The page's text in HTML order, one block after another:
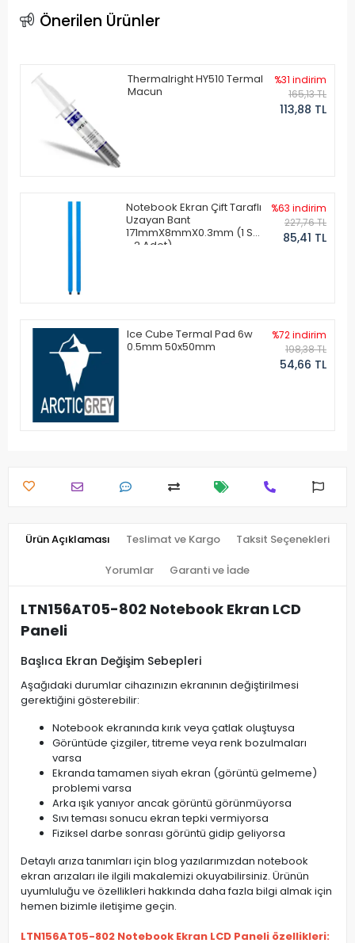
Önerilen Ürünler
Thermalright HY510 Termal
Macun
%31 indirim
165,13 TL
113,88 TL
Notebook Ekran Çift Taraflı
Uzayan Bant
171mmX8mmX0.3mm (1 Set
- 2 Adet)
%63 indirim
227,76 TL
85,41 TL
Ice Cube Termal Pad 6w
0.5mm 50x50mm
%72 indirim
198,38 TL
54,66 TL
Ürün Açıklaması Teslimat ve Kargo Taksit Seçenekleri
Yorumlar Garanti ve İade
LTN156AT05-802 Notebook Ekran LCD
Paneli
Başlıca Ekran Değişim Sebepleri
Aşağıdaki durumlar cihazınızın ekranının değiştirilmesi
gerektiğini gösterebilir:
Notebook ekranında kırık veya çatlak oluştuysa
Görüntüde çizgiler, titreme veya renk bozulmaları
varsa
Ekranda tamamen siyah ekran (görüntü gelmeme)
problemi varsa
Arka ışık yanıyor ancak görüntü görünmüyorsa
Sıvı teması sonucu ekran tepki vermiyorsa
Fiziksel darbe sonrası görüntü gidip geliyorsa
Detaylı arıza tanımları için blog yazılarımızdan notebook
ekran arızaları ile ilgili makalemizi okuyabilirsiniz. Ürünün
uyumluluğu ve özellikleri hakkında daha fazla bilgi almak için
hemen bizimle iletişime geçin.
LTN156AT05-802 Notebook Ekran LCD Paneli özellikleri: